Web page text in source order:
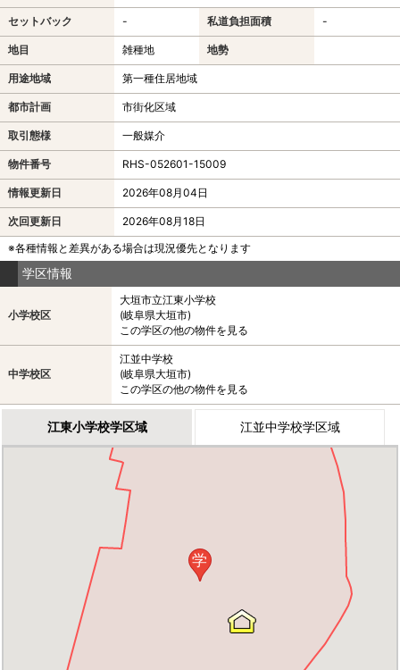
セットバック - 私道負担面積 -
地目 雑種地 地勢
用途地域 第一種住居地域
都市計画 市街化区域
取引態様 一般媒介
物件番号 RHS-052601-15009
情報更新日 2026年08月04日
次回更新日
2026年08月18日
※各種情報と差異がある場合は現況優先となります
学区情報
小学校区
大垣市立江東小学校
(岐阜県大垣市)
この学区の他の物件を見る
中学校区
江並中学校
(岐阜県大垣市)
この学区の他の物件を見る
江東小学校学区域 江並中学校学区域
学